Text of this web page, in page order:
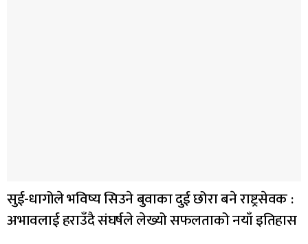
सुई-धागोले भविष्य सिउने बुवाका दुई छोरा बने राष्ट्रसेवक :
अभावलाई हराउँदै संघर्षले लेख्यो सफलताको नयाँ इतिहास